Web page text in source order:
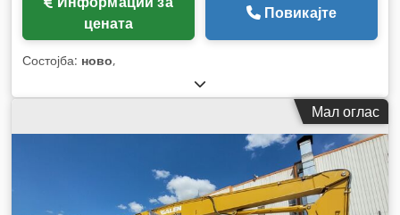
цената
Повикајте
Состојба: ново,
Мал оглас